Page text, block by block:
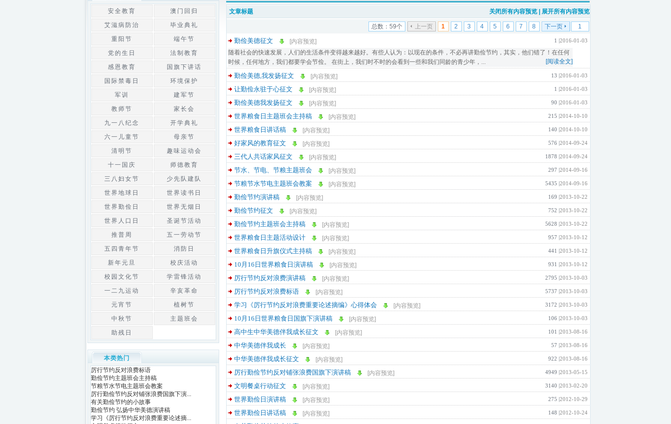
文章标题 关闭所有内容预览| 展开所有内容预览
总数：59个 上一页 1 2 3 4 5 6 7 8 下一页
勤俭美德征文 [内容预览] 1 |2016-01-03
随着社会的快速发展，人们的生活条件变得越来越好。有些人认为：以现在的条件，不必再讲勤俭节约，其实，他们错了！在任何
时候，任何地方，我们都要学会节俭。 在街上，我们时不时的会看到一些和我们同龄的青少年，...
[阅读全文]
勤俭美德,我发扬征文 [内容预览] 13 |2016-01-03
让勤俭永驻于心征文 [内容预览] 1 |2016-01-03
勤俭美德我发扬征文 [内容预览] 90 |2016-01-03
世界粮食日主题班会主持稿 [内容预览] 215 |2014-10-10
世界粮食日讲话稿 [内容预览] 140 |2014-10-10
好家风的教育征文 [内容预览] 576 |2014-09-24
三代人共话家风征文 [内容预览] 1878 |2014-09-24
节水、节电、节粮主题班会 [内容预览] 297 |2014-09-16
节粮节水节电主题班会教案 [内容预览] 5435 |2014-09-16
勤俭节约演讲稿 [内容预览] 169 |2013-10-22
勤俭节约征文 [内容预览] 752 |2013-10-22
勤俭节约主题班会主持稿 [内容预览] 5628 |2013-10-22
世界粮食日主题活动设计 [内容预览] 957 |2013-10-12
世界粮食日升旗仪式主持稿 [内容预览] 441 |2013-10-12
10月16日世界粮食日演讲稿 [内容预览] 931 |2013-10-12
厉行节约反对浪费演讲稿 [内容预览] 2795 |2013-10-03
厉行节约反对浪费标语 [内容预览] 5737 |2013-10-03
学习《厉行节约反对浪费重要论述摘编》心得体会 [内容预览] 3172 |2013-10-03
10月16日世界粮食日国旗下演讲稿 [内容预览] 106 |2013-10-03
高中生中华美德伴我成长征文 [内容预览] 101 |2013-08-16
中华美德伴我成长 [内容预览] 57 |2013-08-16
中华美德伴我成长征文 [内容预览] 922 |2013-08-16
厉行勤俭节约反对铺张浪费国旗下演讲稿 [内容预览] 4949 |2013-05-15
文明餐桌行动征文 [内容预览] 3140 |2013-02-20
世界勤俭日演讲稿 [内容预览] 275 |2012-10-29
世界勤俭日讲话稿 [内容预览] 148 |2012-10-24
安全教育
澳门回归
艾滋病防治
毕业典礼
重阳节
端午节
党的生日
法制教育
感恩教育
国旗下讲话
国际禁毒日
环境保护
军训
建军节
教师节
家长会
九一八纪念
开学典礼
六一儿童节
母亲节
清明节
趣味运动会
十一国庆
师德教育
三八妇女节
少先队建队
世界地球日
世界读书日
世界勤俭日
世界无烟日
世界人口日
圣诞节活动
推普周
五一劳动节
五四青年节
消防日
新年元旦
校庆活动
校园文化节
学雷锋活动
一二九运动
辛亥革命
元宵节
植树节
中秋节
主题班会
助残日
本类热门
厉行节约反对浪费标语
勤俭节约主题班会主持稿
节粮节水节电主题班会教案
厉行勤俭节约反对铺张浪费国旗下演...
有关勤俭节约的小故事
勤俭节约 弘扬中华美德演讲稿
学习《厉行节约反对浪费重要论述摘...